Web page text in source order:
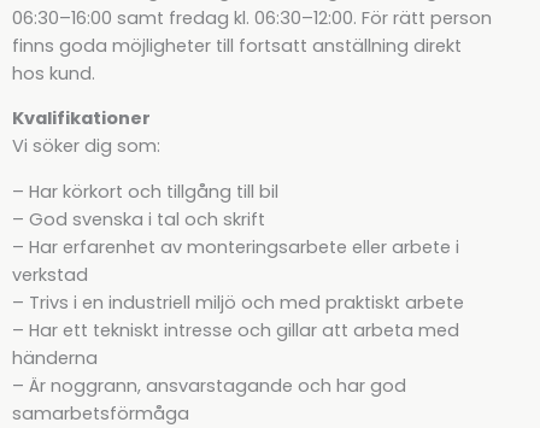
06:30–16:00 samt fredag kl. 06:30–12:00. För rätt person
finns goda möjligheter till fortsatt anställning direkt
hos kund.
Kvalifikationer
Vi söker dig som:
– Har körkort och tillgång till bil
– God svenska i tal och skrift
– Har erfarenhet av monteringsarbete eller arbete i
verkstad
– Trivs i en industriell miljö och med praktiskt arbete
– Har ett tekniskt intresse och gillar att arbeta med
händerna
– Är noggrann, ansvarstagande och har god
samarbetsförmåga